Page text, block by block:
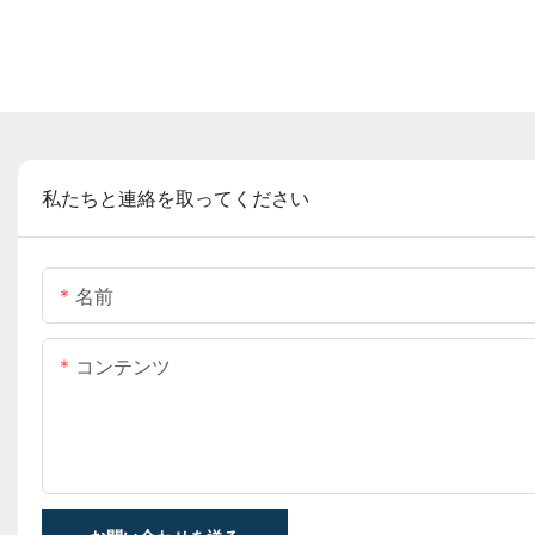
私たちと連絡を取ってください
名前
コンテンツ